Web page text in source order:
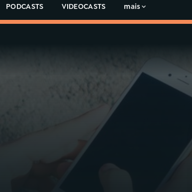
PODCASTS VIDEOCASTS mais